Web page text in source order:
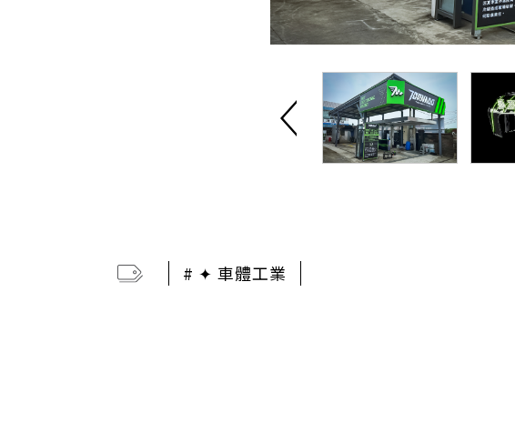
# ✦ 車體工業